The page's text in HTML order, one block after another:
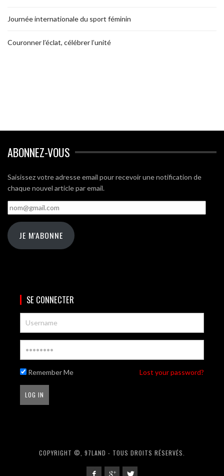
Journée internationale du sport féminin
Couronner l’éclat, célébrer l’unité
ABONNEZ-VOUS
Saisissez votre adresse email pour recevoir une notification de
chaque nouvel article par email.
nom@gmail.com
JE M'ABONNE
SE CONNECTER
Remember Me Lost your password?
COPYRIGHT ©, 97LAND - TOUS DROITS RÉSERVÉS.